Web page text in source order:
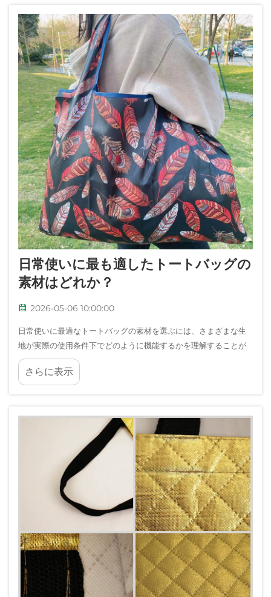
日常使いに最も適したトートバッグの
素材はどれか？
2026-05-06 10:00:00
日常使いに最適なトートバッグの素材を選ぶには、さまざまな生
地が実際の使用条件下でどのように機能するかを理解することが
不可欠です。選択する素材は、バッグの耐久性、重量、お手入れ
のしやすさ、および全体的な寿命を決定します…
さらに表示